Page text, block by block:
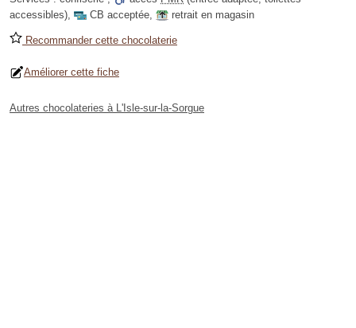
accessibles), CB acceptée, retrait en magasin
Recommander cette chocolaterie
Améliorer cette fiche
Autres chocolateries à L'Isle-sur-la-Sorgue